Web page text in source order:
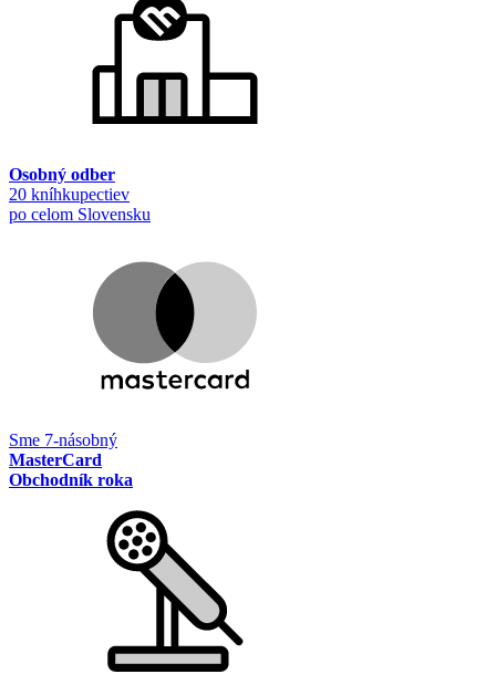
Osobný odber
20 kníhkupectiev
po celom Slovensku
Sme 7-násobný
MasterCard
Obchodník roka